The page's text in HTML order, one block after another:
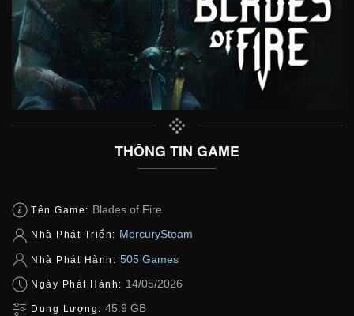
THÔNG TIN GAME
Tên Game: Blades of Fire
Nhà Phát Triển: MercurySteam
Nhà Phát Hành: 505 Games
Ngày Phát Hành: 14/05/2026
Dung Lượng: 45.9 GB